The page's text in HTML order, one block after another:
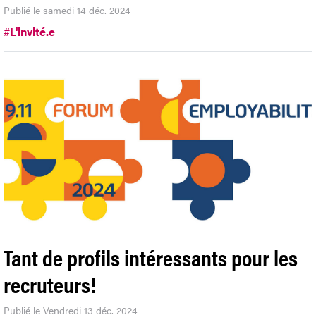
Publié le samedi 14 déc. 2024
#L'invité.e
Tant de profils intéressants pour les
recruteurs!
Publié le Vendredi 13 déc. 2024